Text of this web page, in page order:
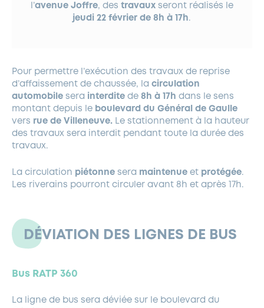
l’avenue Joffre, des travauxseront réalisés le
jeudi 22 février de 8h à 17h.
Pour permettre l’exécution des travaux de reprise
d’affaissement de chaussée, la circulation
automobile sera interdite de 8h à 17h dans le sens
montant depuis le boulevard du Général de Gaulle
vers rue de Villeneuve. Le stationnement à la hauteur
des travaux sera interdit pendant toute la durée des
travaux.
La circulation piétonne sera maintenue et protégée.
Les riverains pourront circuler avant 8h et après 17h.
DÉVIATION DES LIGNES DE BUS
Bus RATP 360
La ligne de bus sera déviée sur le boulevard du